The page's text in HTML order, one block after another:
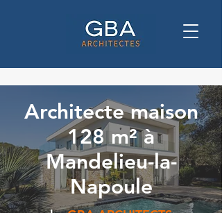
Architecte maison
128 m² à
Mandelieu-la-
Napoule